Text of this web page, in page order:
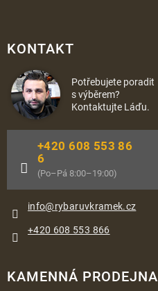
KONTAKT
Potřebujete poradit
s výběrem?
Kontaktujte Láďu.
info@rybaruvkramek.cz
+420 608 553 86
6
(Po–Pá 8:00–19:00)
+420 608 553 866
KAMENNÁ PRODEJNA